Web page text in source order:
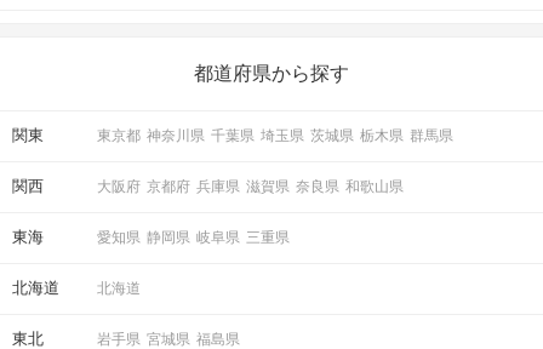
の楽しいことアイデアを集めました♪ いままさに楽しいことを探し
都道府県から探す
関東 東京都 神奈川県 千葉県 埼玉県 茨城県 栃木県 群馬県
関西 大阪府 京都府 兵庫県 滋賀県 奈良県 和歌山県
東海 愛知県 静岡県 岐阜県 三重県
北海道 北海道
東北 岩手県 宮城県 福島県